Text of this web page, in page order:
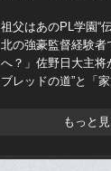
祖父はあのPL学園“
北の強豪監督経験
へ？」佐野日大主将
ブレッドの道”と「
もっと